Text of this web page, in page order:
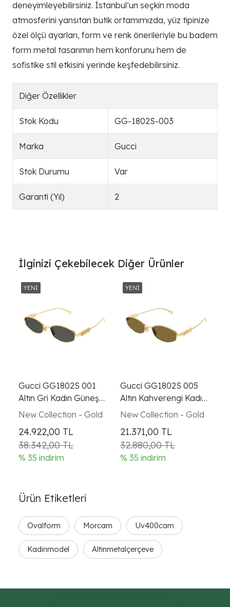
deneyimleyebilirsiniz. İstanbul’un seçkin moda
atmosferini yansıtan butik ortamımızda, yüz tipinize
özel ölçü ayarları, form ve renk önerileriyle bu badem
form metal tasarımın hem konforunu hem de
sofistike stil etkisini yerinde keşfedebilirsiniz.
Diğer Özellikler
Stok Kodu GG-1802S-003
Marka Gucci
Stok Durumu Var
Garanti (Yıl) 2
İlginizi Çekebilecek Diğer Ürünler
Gucci GG1802S 001
Altın Gri Kadın Güneş
Gözlüğü
New Collection - Gold
24.922,00 TL
38.342,00 TL
% 35 indirim
Gucci GG1802S 005
Altın Kahverengi Kadın
Güneş Gözlüğü
New Collection - Gold
21.371,00 TL
32.880,00 TL
% 35 indirim
Ürün Etiketleri
Ovalform Morcam Uv400cam
Kadinmodel Altinmetalçerçeve